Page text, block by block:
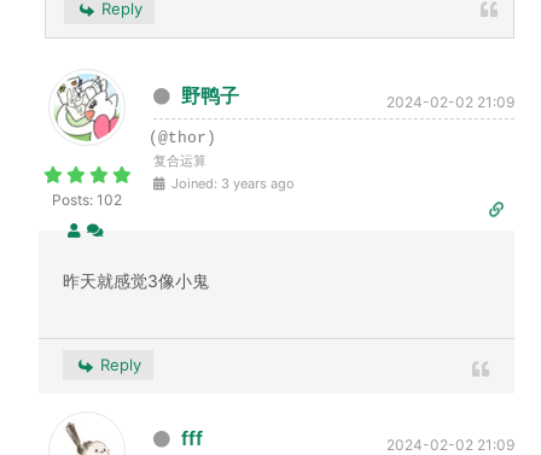
Reply
Posts: 102
野鸭子
2024-02-02 21:09
(@thor)
复合运算
Joined: 3 years ago
昨天就感觉3像小鬼
Reply
fff
2024-02-02 21:09